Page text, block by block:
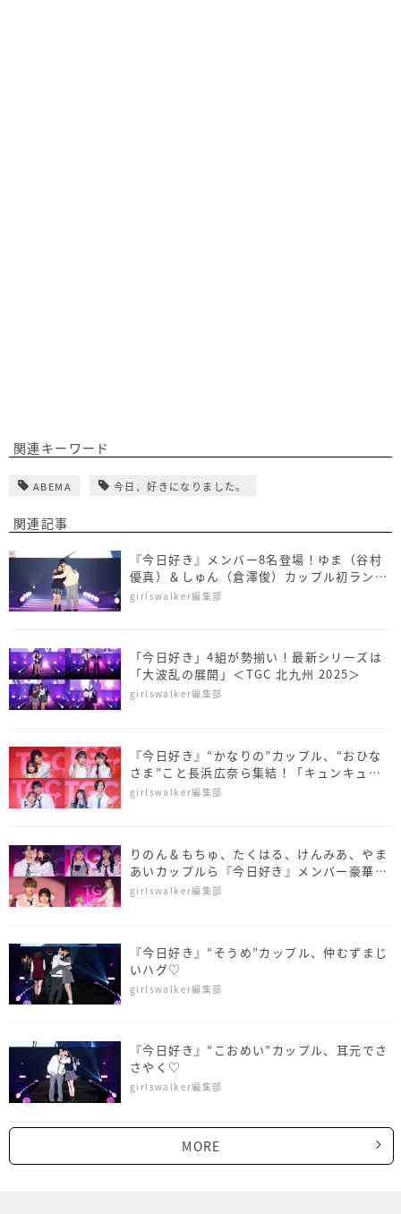
関連キーワード
ABEMA 今日、好きになりました。
関連記事
『今日好き』メンバー8名登場！ゆま（谷村
優真）＆しゅん（倉澤俊）カップル初ランウ
ェイ＜SDGs推進 TGC しずおか 2026＞
girlswalker編集部
「今日好き」4組が勢揃い！最新シリーズは
「大波乱の展開」＜TGC 北九州 2025＞
girlswalker編集部
『今日好き』“かなりの”カップル、“おひな
さま”こと長浜広奈ら集結！「キュンキュン
保証します♡」＜TGC teen 2025 Summer
girlswalker編集部
りのん＆もちゅ、たくはる、けんみあ、やま
あいカップルら『今日好き』メンバー豪華集
結！＜TGC teen ICHINOSEKI 2025＞
girlswalker編集部
『今日好き』“そうめ”カップル、仲むずまじ
いハグ♡
girlswalker編集部
『今日好き』“こおめい”カップル、耳元でさ
さやく♡
girlswalker編集部
MORE